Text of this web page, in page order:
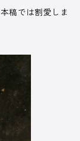
稿では割愛しま